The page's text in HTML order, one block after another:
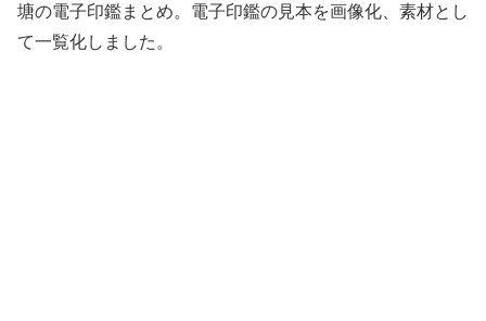
塘の電子印鑑まとめ。電子印鑑の見本を画像化、素材とし
て一覧化しました。